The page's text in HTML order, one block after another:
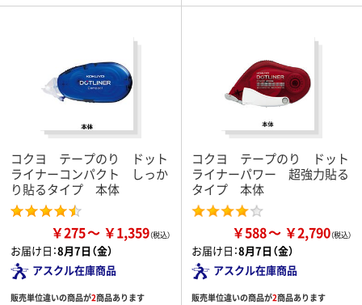
コクヨ テープのり ドット
ライナーコンパクト しっか
り貼るタイプ 本体
￥275 ￥1,359
お届け日：8月7日（金）
アスクル在庫商品
販売単位違いの商品が2商品あります
コクヨ テープのり ドット
ライナーパワー 超強力貼る
タイプ 本体
￥588 ￥2,790
お届け日：8月7日（金）
アスクル在庫商品
販売単位違いの商品が2商品あります